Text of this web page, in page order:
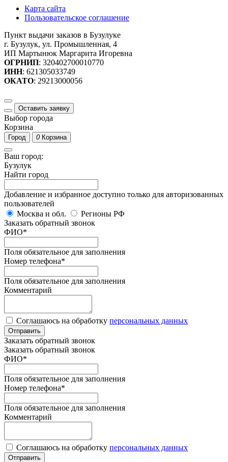
Карта сайта
Пользовательское соглашение
Пункт выдачи заказов в Бузулуке
г. Бузулук, ул. Промышленная, 4
ИП Мартынюк Маргарита Игоревна
ОГРНИП: 320402700010770
ИНН: 621305033749
ОКАТО: 29213000056
Оставить заявку
Выбор города
Корзина
Город 0 Корзина
Ваш город:
Бузулук
Найти город
Добавление и избранное доступно только для авторизованных
пользователей
Москва и обл.
Регионы РФ
Заказать обратный звонок
ФИО*
Поля обязательное для заполнения
Номер телефона*
Поля обязательное для заполнения
Комментарий
Соглашаюсь на обработку персональных данных
Отправить
Заказать обратный звонок
Заказать обратный звонок
ФИО*
Поля обязательное для заполнения
Номер телефона*
Поля обязательное для заполнения
Комментарий
Соглашаюсь на обработку персональных данных
Отправить